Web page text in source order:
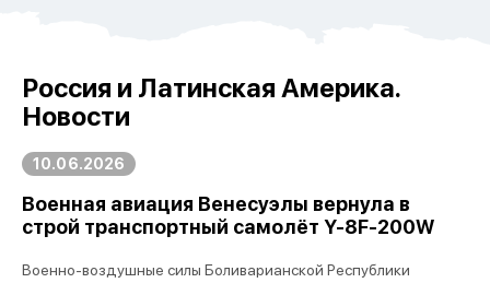
Россия и Латинская Америка.
Новости
10.06.2026
Военная авиация Венесуэлы вернула в
строй транспортный самолёт Y-8F-200W
Военно-воздушные силы Боливарианской Республики